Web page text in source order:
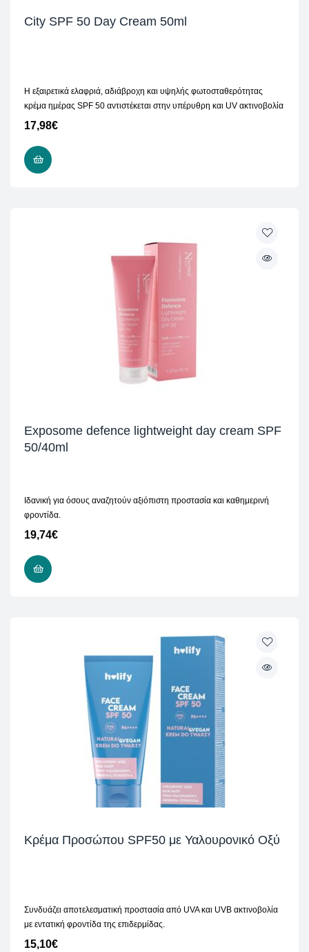
City SPF 50 Day Cream 50ml
Η εξαιρετικά ελαφριά, αδιάβροχη και υψηλής φωτοσταθερότητας
κρέμα ημέρας SPF 50 αντιστέκεται στην υπέρυθρη και UV ακτινοβολία
17,98€
Exposome defence lightweight day cream SPF
50/40ml
Ιδανική για όσους αναζητούν αξιόπιστη προστασία και καθημερινή
φροντίδα.
19,74€
Κρέμα Προσώπου SPF50 με Υαλουρονικό Οξύ
Συνδυάζει αποτελεσματική προστασία από UVA και UVB ακτινοβολία
με εντατική φροντίδα της επιδερμίδας.
15,10€